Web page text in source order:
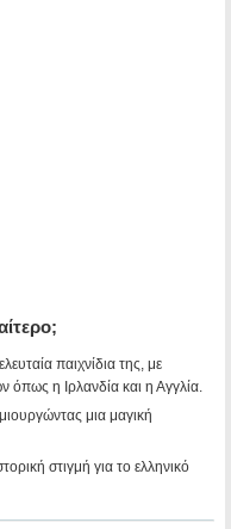
παιχνίδια της, με
όπως η Ιρλανδία και η Αγγλία.
μια μαγική
στιγμή για το ελληνικό